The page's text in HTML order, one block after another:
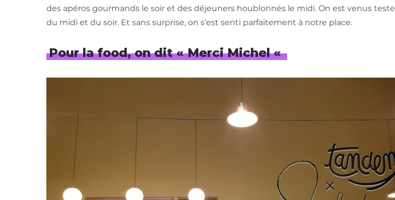
des apéros gourmands le soir et des déjeuners houblonnés le midi. On est venus
du midi et du soir. Et sans surprise, on s’est senti parfaitement à notre place.
Pour la food, on dit « Merci Michel «